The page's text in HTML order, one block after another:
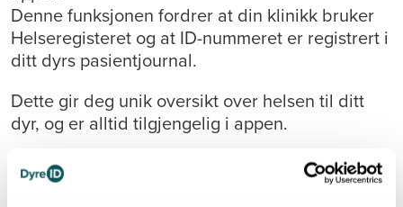
Denne funksjonen fordrer at din klinikk bruker
Helseregisteret og at ID-nummeret er registrert i
ditt dyrs pasientjournal.
Dette gir deg unik oversikt over helsen til ditt
dyr, og er alltid tilgjengelig i appen.
Du kan for eksempel se